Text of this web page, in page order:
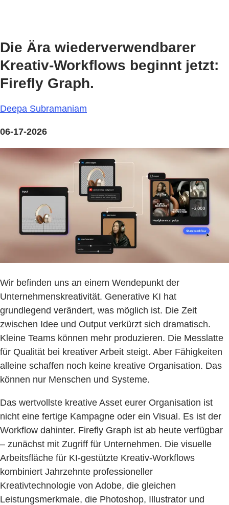
Die Ära wiederverwendbarer
Kreativ-Workflows beginnt jetzt:
Firefly Graph.
Deepa Subramaniam
06-17-2026
Wir befinden uns an einem Wendepunkt der
Unternehmenskreativität. Generative KI hat
grundlegend verändert, was möglich ist. Die Zeit
zwischen Idee und Output verkürzt sich dramatisch.
Kleine Teams können mehr produzieren. Die Messlatte
für Qualität bei kreativer Arbeit steigt. Aber Fähigkeiten
alleine schaffen noch keine kreative Organisation. Das
können nur Menschen und Systeme.
Das wertvollste kreative Asset eurer Organisation ist
nicht eine fertige Kampagne oder ein Visual. Es ist der
Workflow dahinter. Firefly Graph ist ab heute verfügbar
– zunächst mit Zugriff für Unternehmen. Die visuelle
Arbeitsfläche für KI-gestützte Kreativ-Workflows
kombiniert Jahrzehnte professioneller
Kreativtechnologie von Adobe, die gleichen
Leistungsmerkmale, die Photoshop, Illustrator und